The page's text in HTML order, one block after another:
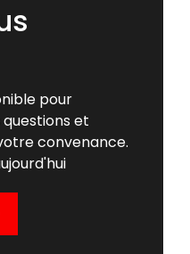
pour
et
convenance.